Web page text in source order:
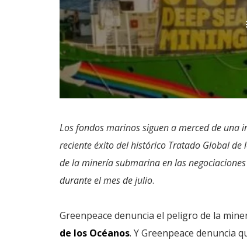
Los fondos marinos siguen a merced de
reciente éxito del histórico Tratado Global de
de la minería submarina en las
durante el mes de julio.
Greenpeace denuncia el peligro de la
de los Océanos. Y Greenpeace denuncia